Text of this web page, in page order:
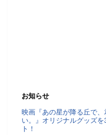
お知らせ
映画『あの星が降る丘で
い。』オリジナルグッズ
ト！